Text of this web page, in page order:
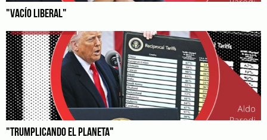
"VACÍO LIBERAL"
"TRUMPLICANDO EL PLANETA"